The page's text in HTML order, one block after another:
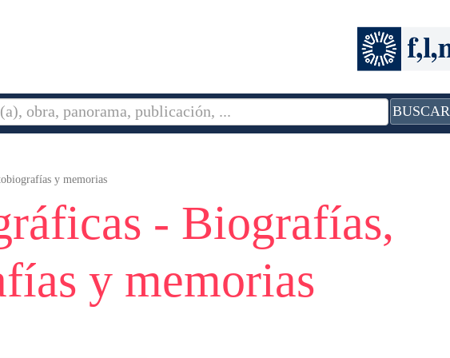
BUSCAR
y memorias
- Biografías,
y memorias